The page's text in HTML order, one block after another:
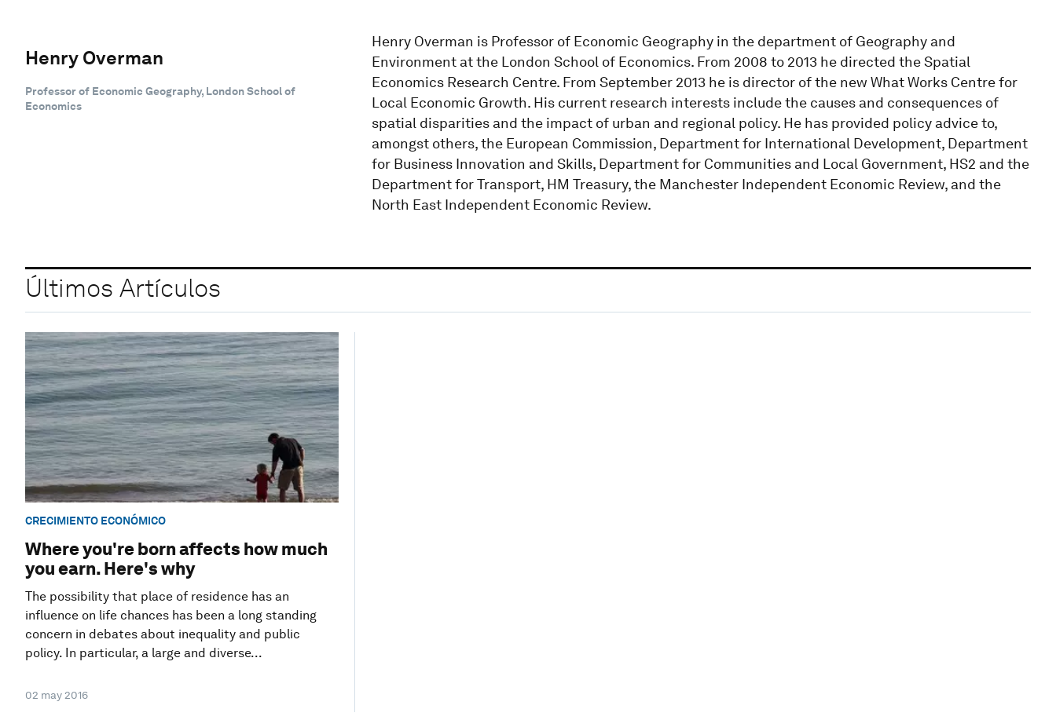
Henry Overman
Professor of Economic Geography, London School of
Economics
Henry Overman is Professor of Economic Geography in the department of Geography and
Environment at the London School of Economics. From 2008 to 2013 he directed the Spatial
Economics Research Centre. From September 2013 he is director of the new What Works Centre for
Local Economic Growth. His current research interests include the causes and consequences of
spatial disparities and the impact of urban and regional policy. He has provided policy advice to,
amongst others, the European Commission, Department for International Development, Department
for Business Innovation and Skills, Department for Communities and Local Government, HS2 and the
Department for Transport, HM Treasury, the Manchester Independent Economic Review, and the
North East Independent Economic Review.
Últimos Artículos
CRECIMIENTO ECONÓMICO
Where you're born affects how much
you earn. Here's why
The possibility that place of residence has an
influence on life chances has been a long standing
concern in debates about inequality and public
policy. In particular, a large and diverse...
02 may 2016